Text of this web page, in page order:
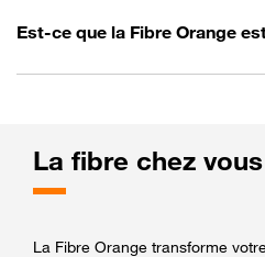
Est-ce que la Fibre Orange
La fibre chez vous
La Fibre Orange transforme